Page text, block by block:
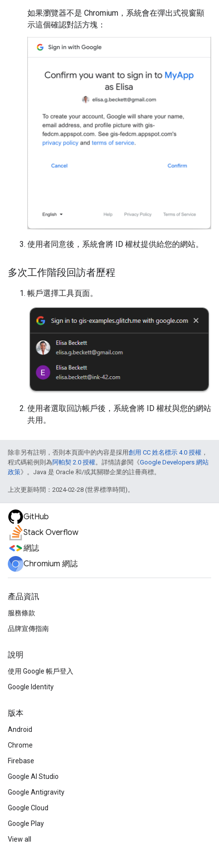
如果瀏覽器不是 Chromium，系統會在彈出式視窗顯
示這個確認對話方塊：
使用者同意後，系統會將 ID 權杖提供給您的網站。
多次工作階段回訪者歷程
帳戶選擇工具頁面。
使用者選取回訪帳戶後，系統會將 ID 權杖與您的網站
共用。
除非另有註明，否則本頁面中的內容是採用創用 CC 姓名標示 4.0 授權 ，
程式碼範例則為阿帕契 2.0 授權。詳情請參閱《Google Developers 網站
政策》。Java 是 Oracle 和/或其關聯企業的註冊商標。
上次更新時間：2024-02-28 (世界標準時間)。
GitHub
Stack Overflow
網誌
Chromium 網誌
產品資訊
服務條款
品牌宣傳指南
說明
使用 Google 帳戶登入
Google Identity
版本
Android
Chrome
Firebase
Google AI Studio
Google Antigravity
Google Cloud
Google Play
View all